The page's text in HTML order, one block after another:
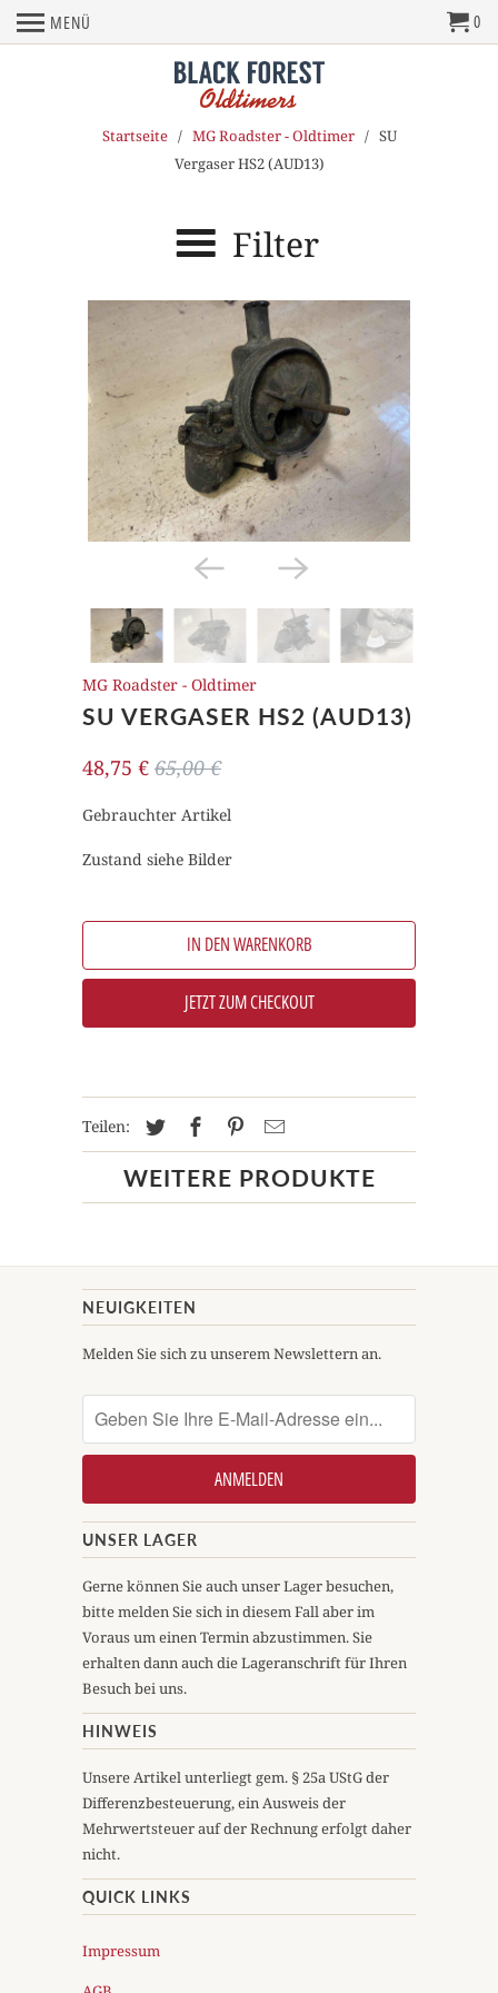
MENÜ 0
Startseite/ MG Roadster - Oldtimer/ SU
Vergaser HS2 (AUD13)
Filter
MG Roadster - Oldtimer
SU VERGASER HS2 (AUD13)
48,75 € 65,00 €
Gebrauchter Artikel
Zustand siehe Bilder
IN DEN WARENKORB
JETZT ZUM CHECKOUT
Teilen:
WEITERE PRODUKTE
NEUIGKEITEN
Melden Sie sich zu unserem Newslettern an.
UNSER LAGER
Gerne können Sie auch unser Lager besuchen,
bitte melden Sie sich in diesem Fall aber im
Voraus um einen Termin abzustimmen. Sie
erhalten dann auch die Lageranschrift für Ihren
Besuch bei uns.
HINWEIS
Unsere Artikel unterliegt gem. § 25a UStG der
Differenzbesteuerung, ein Ausweis der
Mehrwertsteuer auf der Rechnung erfolgt daher
nicht.
QUICK LINKS
Impressum